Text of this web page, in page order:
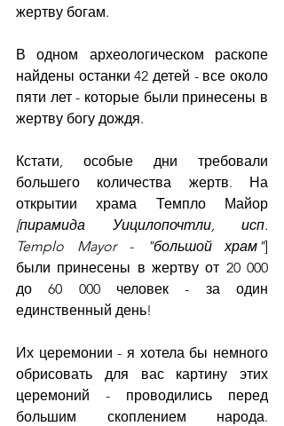
жертву богам.
В одном археологическом раскопе
найдены останки 42 детей - все около
пяти лет - которые были принесены в
жертву богу дождя.
Кстати, особые дни требовали
большего количества жертв. На
[пирамида Уицилопочтли, исп.
Templo Mayor - "большой храм"]
были принесены в жертву от 20 000
до 60 000 человек - за один
единственный день!
Их церемонии - я хотела бы немного
обрисовать для вас картину этих
церемоний - проводились перед
большим скоплением народа.